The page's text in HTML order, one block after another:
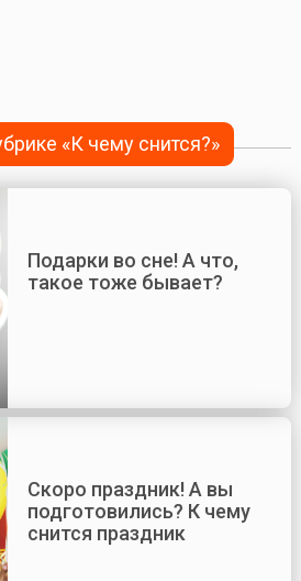
«К чему снится?»
Подарки во сне! А что,
такое тоже бывает?
Скоро праздник! А вы
подготовились? К чему
снится праздник